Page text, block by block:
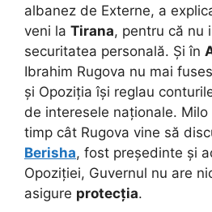
albanez de Externe, a
veni la Tirana, pentru că nu
securitatea personală. Și în
Ibrahim Rugova nu mai
și Opoziția își reglau
de interesele naționale.
timp cât Rugova vine să
Berisha, fost președinte și
Opoziției, Guvernul nu are
asigure protecția.